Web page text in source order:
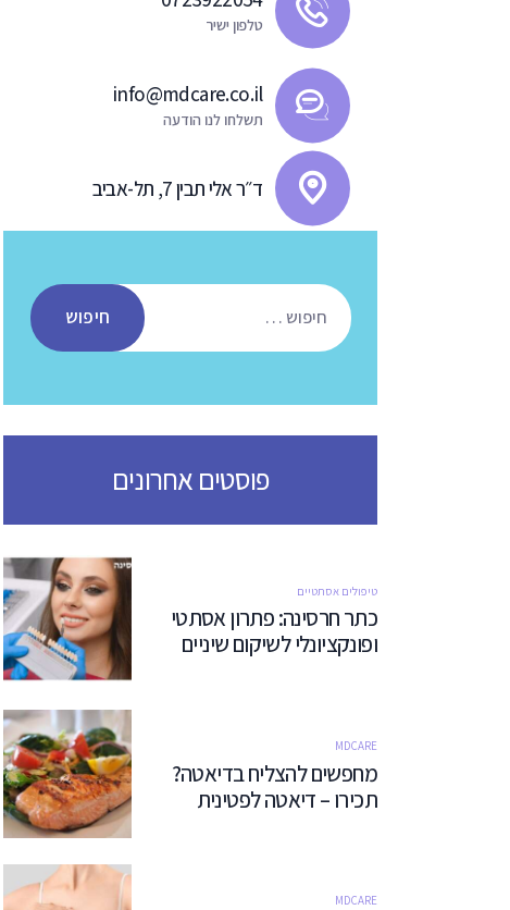
טלפון ישיר
info@mdcare.co.il
תשלחו לנו הודעה
ד״ר אלי תבין 7, תל-אביב
חיפוש:
פוסטים אחרונים
טיפולים אסתטיים
כתר חרסינה: פתרון אסתטי
ופונקציונלי לשיקום שיניים
MDCARE
מחפשים להצליח בדיאטה?
תכירו – דיאטה לפטינית
MDCARE